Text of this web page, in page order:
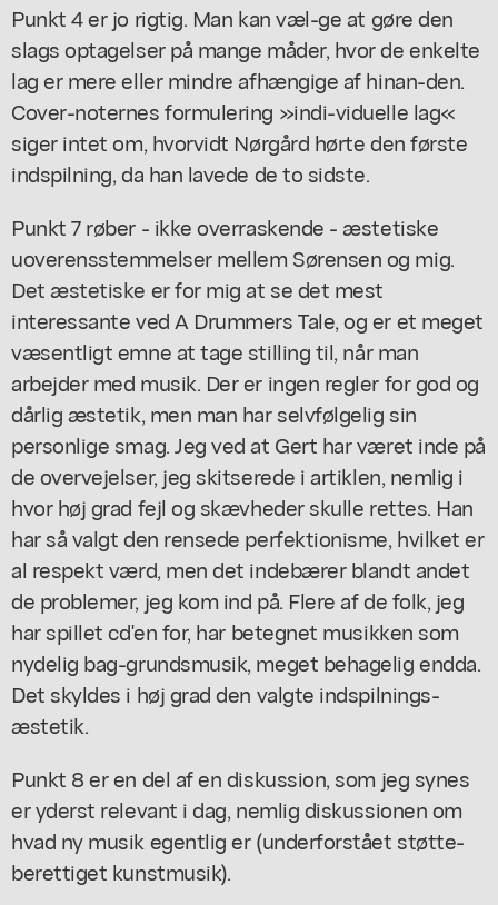
Punkt 4 er jo rigtig. Man kan væl-ge at gøre den
slags optagelser på mange måder, hvor de enkelte
lag er mere eller mindre afhængige af hinan-den.
Cover-noternes formulering »indi-viduelle lag«
siger intet om, hvorvidt Nørgård hørte den første
indspilning, da han lavede de to sidste.
Punkt 7 røber - ikke overraskende - æstetiske
uoverensstemmelser mellem Sørensen og mig.
Det æstetiske er for mig at se det mest
interessante ved A Drummers Tale, og er et meget
væsentligt emne at tage stilling til, når man
arbejder med musik. Der er ingen regler for god og
dårlig æstetik, men man har selvfølgelig sin
personlige smag. Jeg ved at Gert har været inde på
de overvejelser, jeg skitserede i artiklen, nemlig i
hvor høj grad fejl og skævheder skulle rettes. Han
har så valgt den rensede perfektionisme, hvilket er
al respekt værd, men det indebærer blandt andet
de problemer, jeg kom ind på. Flere af de folk, jeg
har spillet cd'en for, har betegnet musikken som
nydelig bag-grundsmusik, meget behagelig endda.
Det skyldes i høj grad den valgte indspilnings-
æstetik.
Punkt 8 er en del af en diskussion, som jeg synes
er yderst relevant i dag, nemlig diskussionen om
hvad ny musik egentlig er (underforstået støtte-
berettiget kunstmusik).